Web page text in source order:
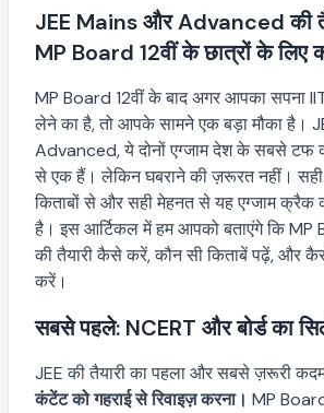
JEE Mains और Advanced की
MP Board 12वीं के छात्रों के लिए
MP Board 12वीं के बाद अगर आपका सपना
लेने का है, तो आपके सामने एक बड़ा मौका है।
Advanced, ये दोनों एग्जाम देश के सबसे टफ
से एक हैं। लेकिन घबराने की ज़रूरत नहीं।
किताबों से और सही मेहनत से यह एग्जाम क्रैक
है। इस आर्टिकल में हम आपको बताएंगे कि MP
की तैयारी कैसे करें, कौन सी किताबें पढ़ें, और
करें।
सबसे पहले: NCERT और बोर्ड का
JEE की तैयारी का पहला और सबसे ज़रूरी
कंटेंट को गहराई से रिवाइज़ करना। MP